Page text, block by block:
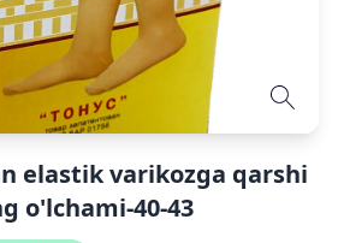
elastik varikozga qarshi
o'lchami-40-43